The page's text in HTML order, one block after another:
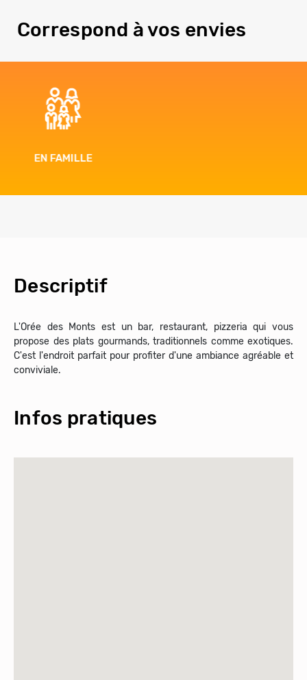
Correspond à vos envies
Descriptif
L'Orée des Monts est un bar, restaurant, pizzeria qui vous
propose des plats gourmands, traditionnels comme exotiques.
C'est l'endroit parfait pour profiter d'une ambiance agréable et
conviviale.
Infos pratiques